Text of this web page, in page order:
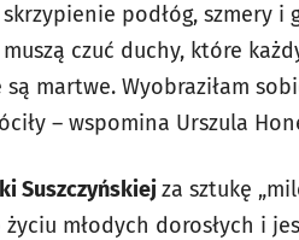
podłóg, szmery i
czuć duchy, które
martwe. Wyobraziłam
– wspomina Urszula
Suszczyńskiejza sztukę
młodych dorosłych i